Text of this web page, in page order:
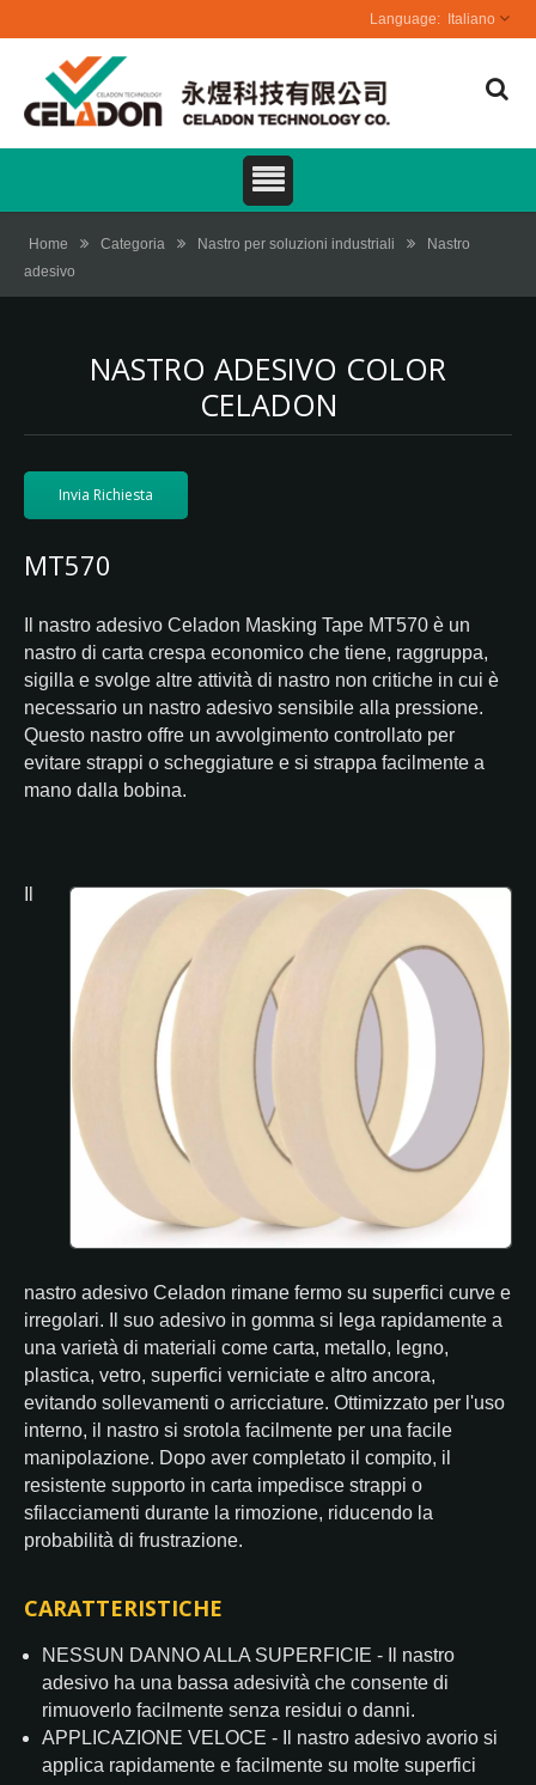
Italiano
Home Categoria Nastro per soluzioni industriali
Nastro
adesivo
NASTRO ADESIVO COLOR
CELADON
Invia Richiesta
MT570
Il nastro adesivo Celadon Masking Tape MT570 è un
nastro di carta crespa economico che tiene, raggruppa,
sigilla e svolge altre attività di nastro non critiche in cui è
necessario un nastro adesivo sensibile alla pressione.
Questo nastro offre un avvolgimento controllato per
evitare strappi o scheggiature e si strappa facilmente a
mano dalla bobina.
nastro adesivo Celadon rimane fermo su superfici curve e
irregolari. Il suo adesivo in gomma si lega rapidamente a
una varietà di materiali come carta, metallo, legno,
plastica, vetro, superfici verniciate e altro ancora,
evitando sollevamenti o arricciature. Ottimizzato per l'uso
interno, il nastro si srotola facilmente per una facile
manipolazione. Dopo aver completato il compito, il
resistente supporto in carta impedisce strappi o
sfilacciamenti durante la rimozione, riducendo la
probabilità di frustrazione.
CARATTERISTICHE
NESSUN DANNO ALLA SUPERFICIE - Il nastro
adesivo ha una bassa adesività che consente di
rimuoverlo facilmente senza residui o danni.
APPLICAZIONE VELOCE - Il nastro adesivo avorio si
applica rapidamente e facilmente su molte superfici